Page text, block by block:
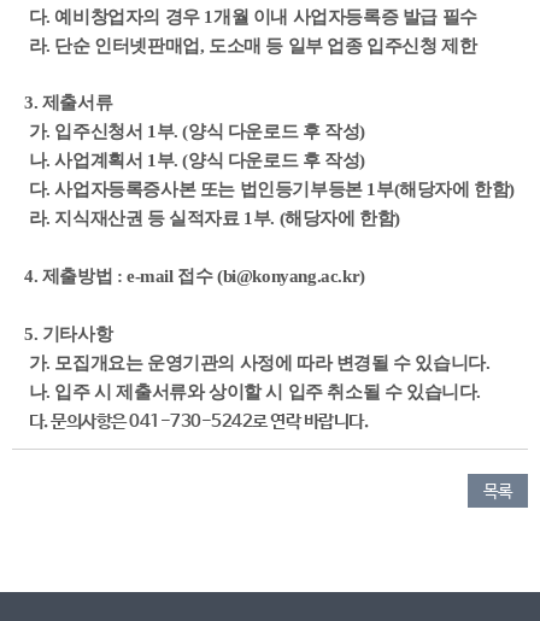
다. 예비창업자의 경우 1개월 이내 사업자등록증 발급 필수
라. 단순 인터넷판매업, 도소매 등 일부 업종 입주신청 제한
3. 제출서류
가. 입주신청서 1부. (양식 다운로드 후 작성)
나. 사업계획서 1부. (양식 다운로드 후 작성)
다. 사업자등록증사본 또는 법인등기부등본 1부(해당자에 한함)
라. 지식재산권 등 실적자료 1부. (해당자에 한함)
4. 제출방법 : e-mail 접수 (bi@konyang.ac.kr)
5. 기타사항
가. 모집개요는 운영기관의 사정에 따라 변경될 수 있습니다.
나. 입주 시 제출서류와 상이할 시 입주 취소될 수 있습니다.
다. 문의사항은 041-730-5242로 연락 바랍니다.
목록